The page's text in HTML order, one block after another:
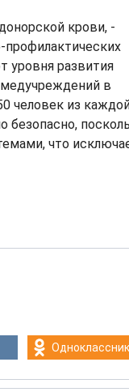
крови, -
уровня развития
в
человек из
безопасно,
что